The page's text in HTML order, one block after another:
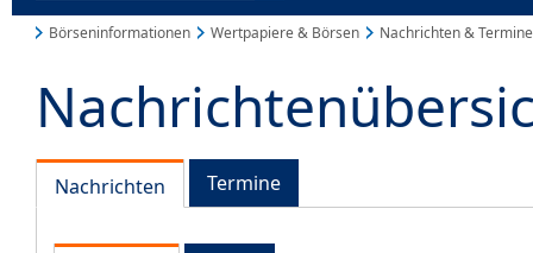
Börseninformationen Wertpapiere & Börsen Nachrichten & Termine
Nachrichten Termine